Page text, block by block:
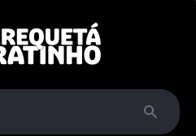
Search